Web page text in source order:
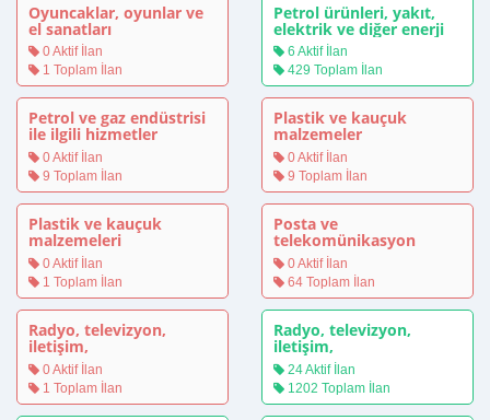
Oyuncaklar, oyunlar ve
el sanatları
0 Aktif İlan
1 Toplam İlan
Petrol ürünleri, yakıt,
elektrik ve diğer enerji
kaynakları
6 Aktif İlan
429 Toplam İlan
Petrol ve gaz endüstrisi
ile ilgili hizmetler
0 Aktif İlan
9 Toplam İlan
Plastik ve kauçuk
malzemeler
0 Aktif İlan
9 Toplam İlan
Plastik ve kauçuk
malzemeleri
0 Aktif İlan
1 Toplam İlan
Posta ve
telekomünikasyon
hizmetleri
0 Aktif İlan
64 Toplam İlan
Radyo, televizyon,
iletişim,
telekomünikasyon ve
ilgili ekipman
0 Aktif İlan
1 Toplam İlan
Radyo, televizyon,
iletişim,
telekomünikasyon ve
ilgili ekipmanlar
24 Aktif İlan
1202 Toplam İlan